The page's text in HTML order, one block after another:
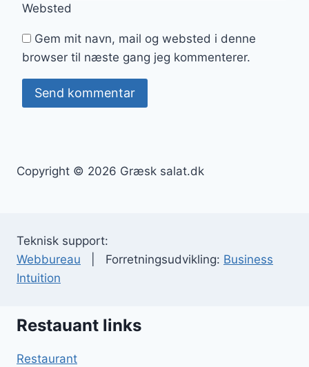
Websted
Gem mit navn, mail og websted i denne
browser til næste gang jeg kommenterer.
Copyright © 2026 Græsk salat.dk
Teknisk support:
Webbureau | Forretningsudvikling: Business
Intuition
Restauant links
Restaurant